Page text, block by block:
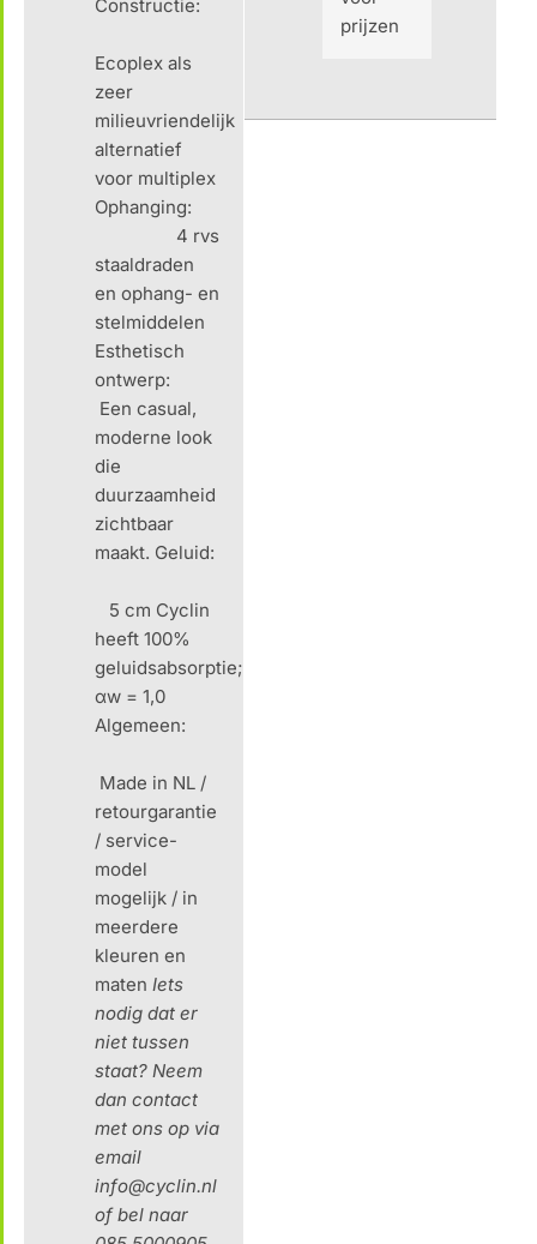
Constructie:
Ecoplex als
zeer
milieuvriendelijk
alternatief
voor multiplex
Ophanging:
4 rvs
staaldraden
en ophang- en
stelmiddelen
Esthetisch
ontwerp:
Een casual,
moderne look
die
duurzaamheid
zichtbaar
maakt. Geluid:
5 cm Cyclin
heeft 100%
geluidsabsorptie;
αw = 1,0
Algemeen:
Made in NL /
retourgarantie
/ service-
model
mogelijk / in
meerdere
kleuren en
maten Iets
nodig dat er
niet tussen
staat? Neem
dan contact
met ons op via
email
info@cyclin.nl
of bel naar
prijzen